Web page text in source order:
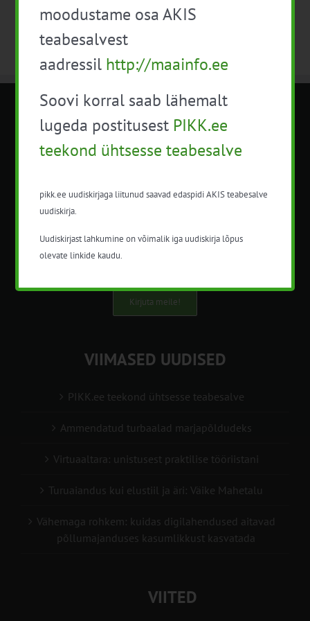
METK NÕUANDETEENISTUS
Nõuandeteenistuse nimetuse alt
nõustamisteenuseid.
info@pikk.ee
Kirjuta meile!
VIIMASED UUDISED
PIKK.ee teekond ühtsesse teabesalve
Ammendatud turbaalad marjapõldudeks
Virtuaaltara: unistusest praktilise tööriistani
Turuaiandus kui elustiil ja äri: Väike Mahetalu
Vähemaga rohkem: kuidas digilahendused aitavad
põllumajanduses kasumlikkust kasvatada
VIITED
moodustame osa AKIS
teabesalvest
aadressil http://maainfo.ee
Soovi korral saab lähemalt
lugeda postitusest PIKK.ee
teekond ühtsesse teabesalve
pikk.ee uudiskirjaga liitunud saavad edaspidi AKIS teabesalve
uudiskirja.
Uudiskirjast lahkumine on võimalik iga uudiskirja lõpus
olevate linkide kaudu.